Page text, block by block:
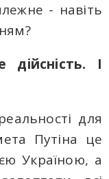
- навіть
І
для
Путіна це
Україною, а